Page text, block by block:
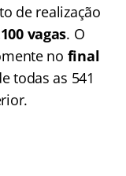
de realização
vagas. O
no final
todas as 541